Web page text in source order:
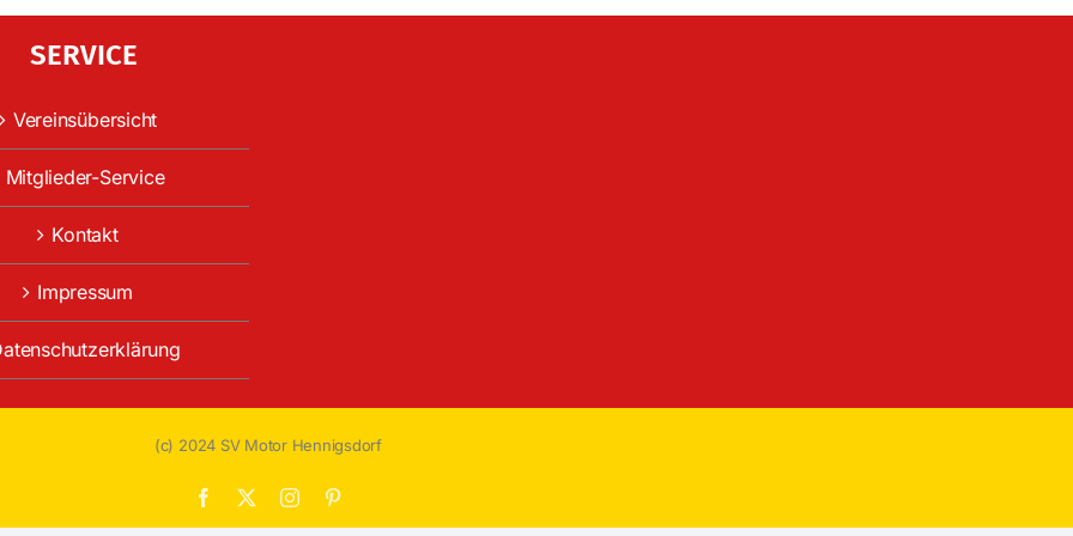
SERVICE
Vereinsübersicht
Mitglieder-Service
Kontakt
Impressum
(c) 2024 SV Motor Hennigsdorf
Facebook InstagramPinterest